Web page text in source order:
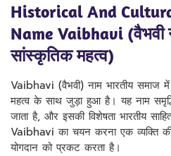
Historical And
Name Vaibhavi (वैभवी
सांस्कृतिक महत्व)
Vaibhavi (वैभवी) नाम भारतीय समाज
महत्व के साथ जुड़ा हुआ है। यह नाम
जाता है, और इसकी विशेषता भारतीय
Vaibhavi का चयन करना एक व्यक्ति की
योगदान को प्रकट करता है।